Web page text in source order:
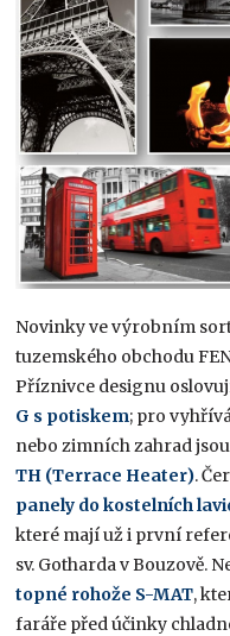
Novinky ve výrobním
tuzemského obchodu
Příznivce designu
G s potiskem; pro
nebo zimních zahrad
TH (Terrace Heater).
panely do kostelních
které mají už i první
sv. Gotharda v Bouzově.
topné rohože S-MAT,
faráře před účinky